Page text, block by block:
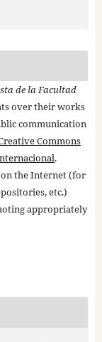
de la Facultad
over their works
communication
Commons
.
the Internet (for
etc.)
appropriately